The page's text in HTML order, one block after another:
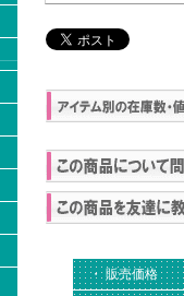
・ 販売価格